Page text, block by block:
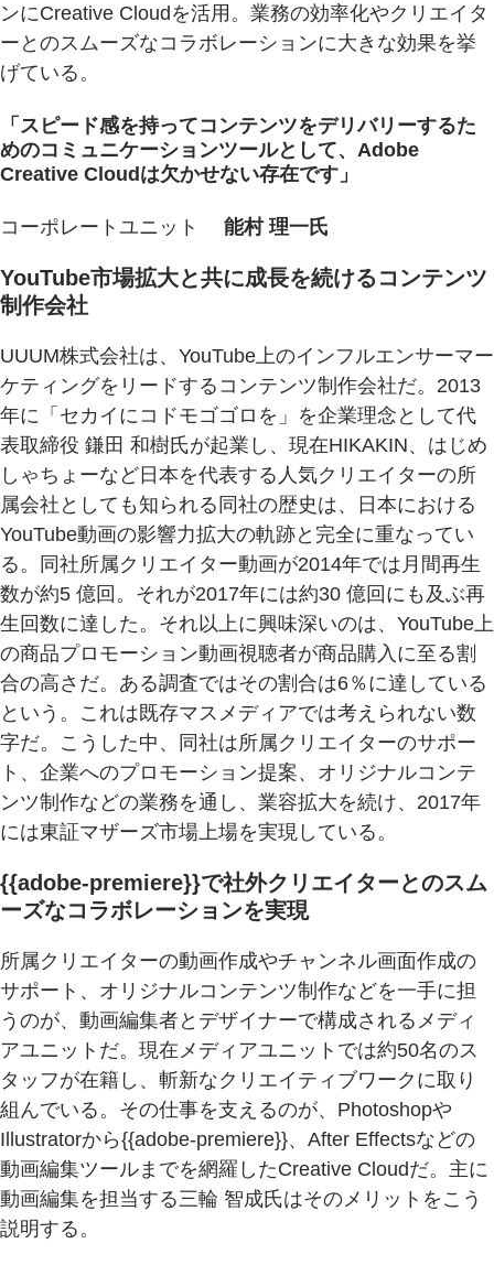
ンにCreative Cloudを活用。業務の効率化やクリエイタ
ーとのスムーズなコラボレーションに大きな効果を挙
げている。
「スピード感を持ってコンテンツをデリバリーするた
めのコミュニケーションツールとして、Adobe
Creative Cloudは欠かせない存在です」
コーポレートユニット 能村 理一氏
YouTube市場拡大と共に成長を続けるコンテンツ
制作会社
UUUM株式会社は、YouTube上のインフルエンサーマー
ケティングをリードするコンテンツ制作会社だ。2013
年に「セカイにコドモゴゴロを」を企業理念として代
表取締役 鎌田 和樹氏が起業し、現在HIKAKIN、はじめ
しゃちょーなど日本を代表する人気クリエイターの所
属会社としても知られる同社の歴史は、日本における
YouTube動画の影響力拡大の軌跡と完全に重なってい
る。同社所属クリエイター動画が2014年では月間再生
数が約5 億回。それが2017年には約30 億回にも及ぶ再
生回数に達した。それ以上に興味深いのは、YouTube上
の商品プロモーション動画視聴者が商品購入に至る割
合の高さだ。ある調査ではその割合は6％に達している
という。これは既存マスメディアでは考えられない数
字だ。こうした中、同社は所属クリエイターのサポー
ト、企業へのプロモーション提案、オリジナルコンテ
ンツ制作などの業務を通し、業容拡大を続け、2017年
には東証マザーズ市場上場を実現している。
{{adobe-premiere}}で社外クリエイターとのスム
ーズなコラボレーションを実現
所属クリエイターの動画作成やチャンネル画面作成の
サポート、オリジナルコンテンツ制作などを一手に担
うのが、動画編集者とデザイナーで構成されるメディ
アユニットだ。現在メディアユニットでは約50名のス
タッフが在籍し、斬新なクリエイティブワークに取り
組んでいる。その仕事を支えるのが、Photoshopや
Illustratorから{{adobe-premiere}}、After Effectsなどの
動画編集ツールまでを網羅したCreative Cloudだ。主に
動画編集を担当する三輪 智成氏はそのメリットをこう
説明する。